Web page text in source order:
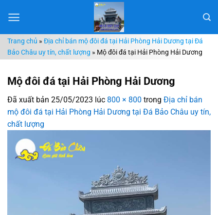
đến
dungTrang chủ » Địa chỉ bán mộ đôi đá tại Hải Phòng Hải Dương tại Đá
Bảo Châu uy tín, chất lượng » Mộ đôi đá tại Hải Phòng Hải Dương
Mộ đôi đá tại Hải Phòng Hải Dương
Đã xuất bản 25/05/2023 lúc 800 × 800 trong Địa chỉ bán
mộ đôi đá tại Hải Phòng Hải Dương tại Đá Bảo Châu uy tín,
chất lượng